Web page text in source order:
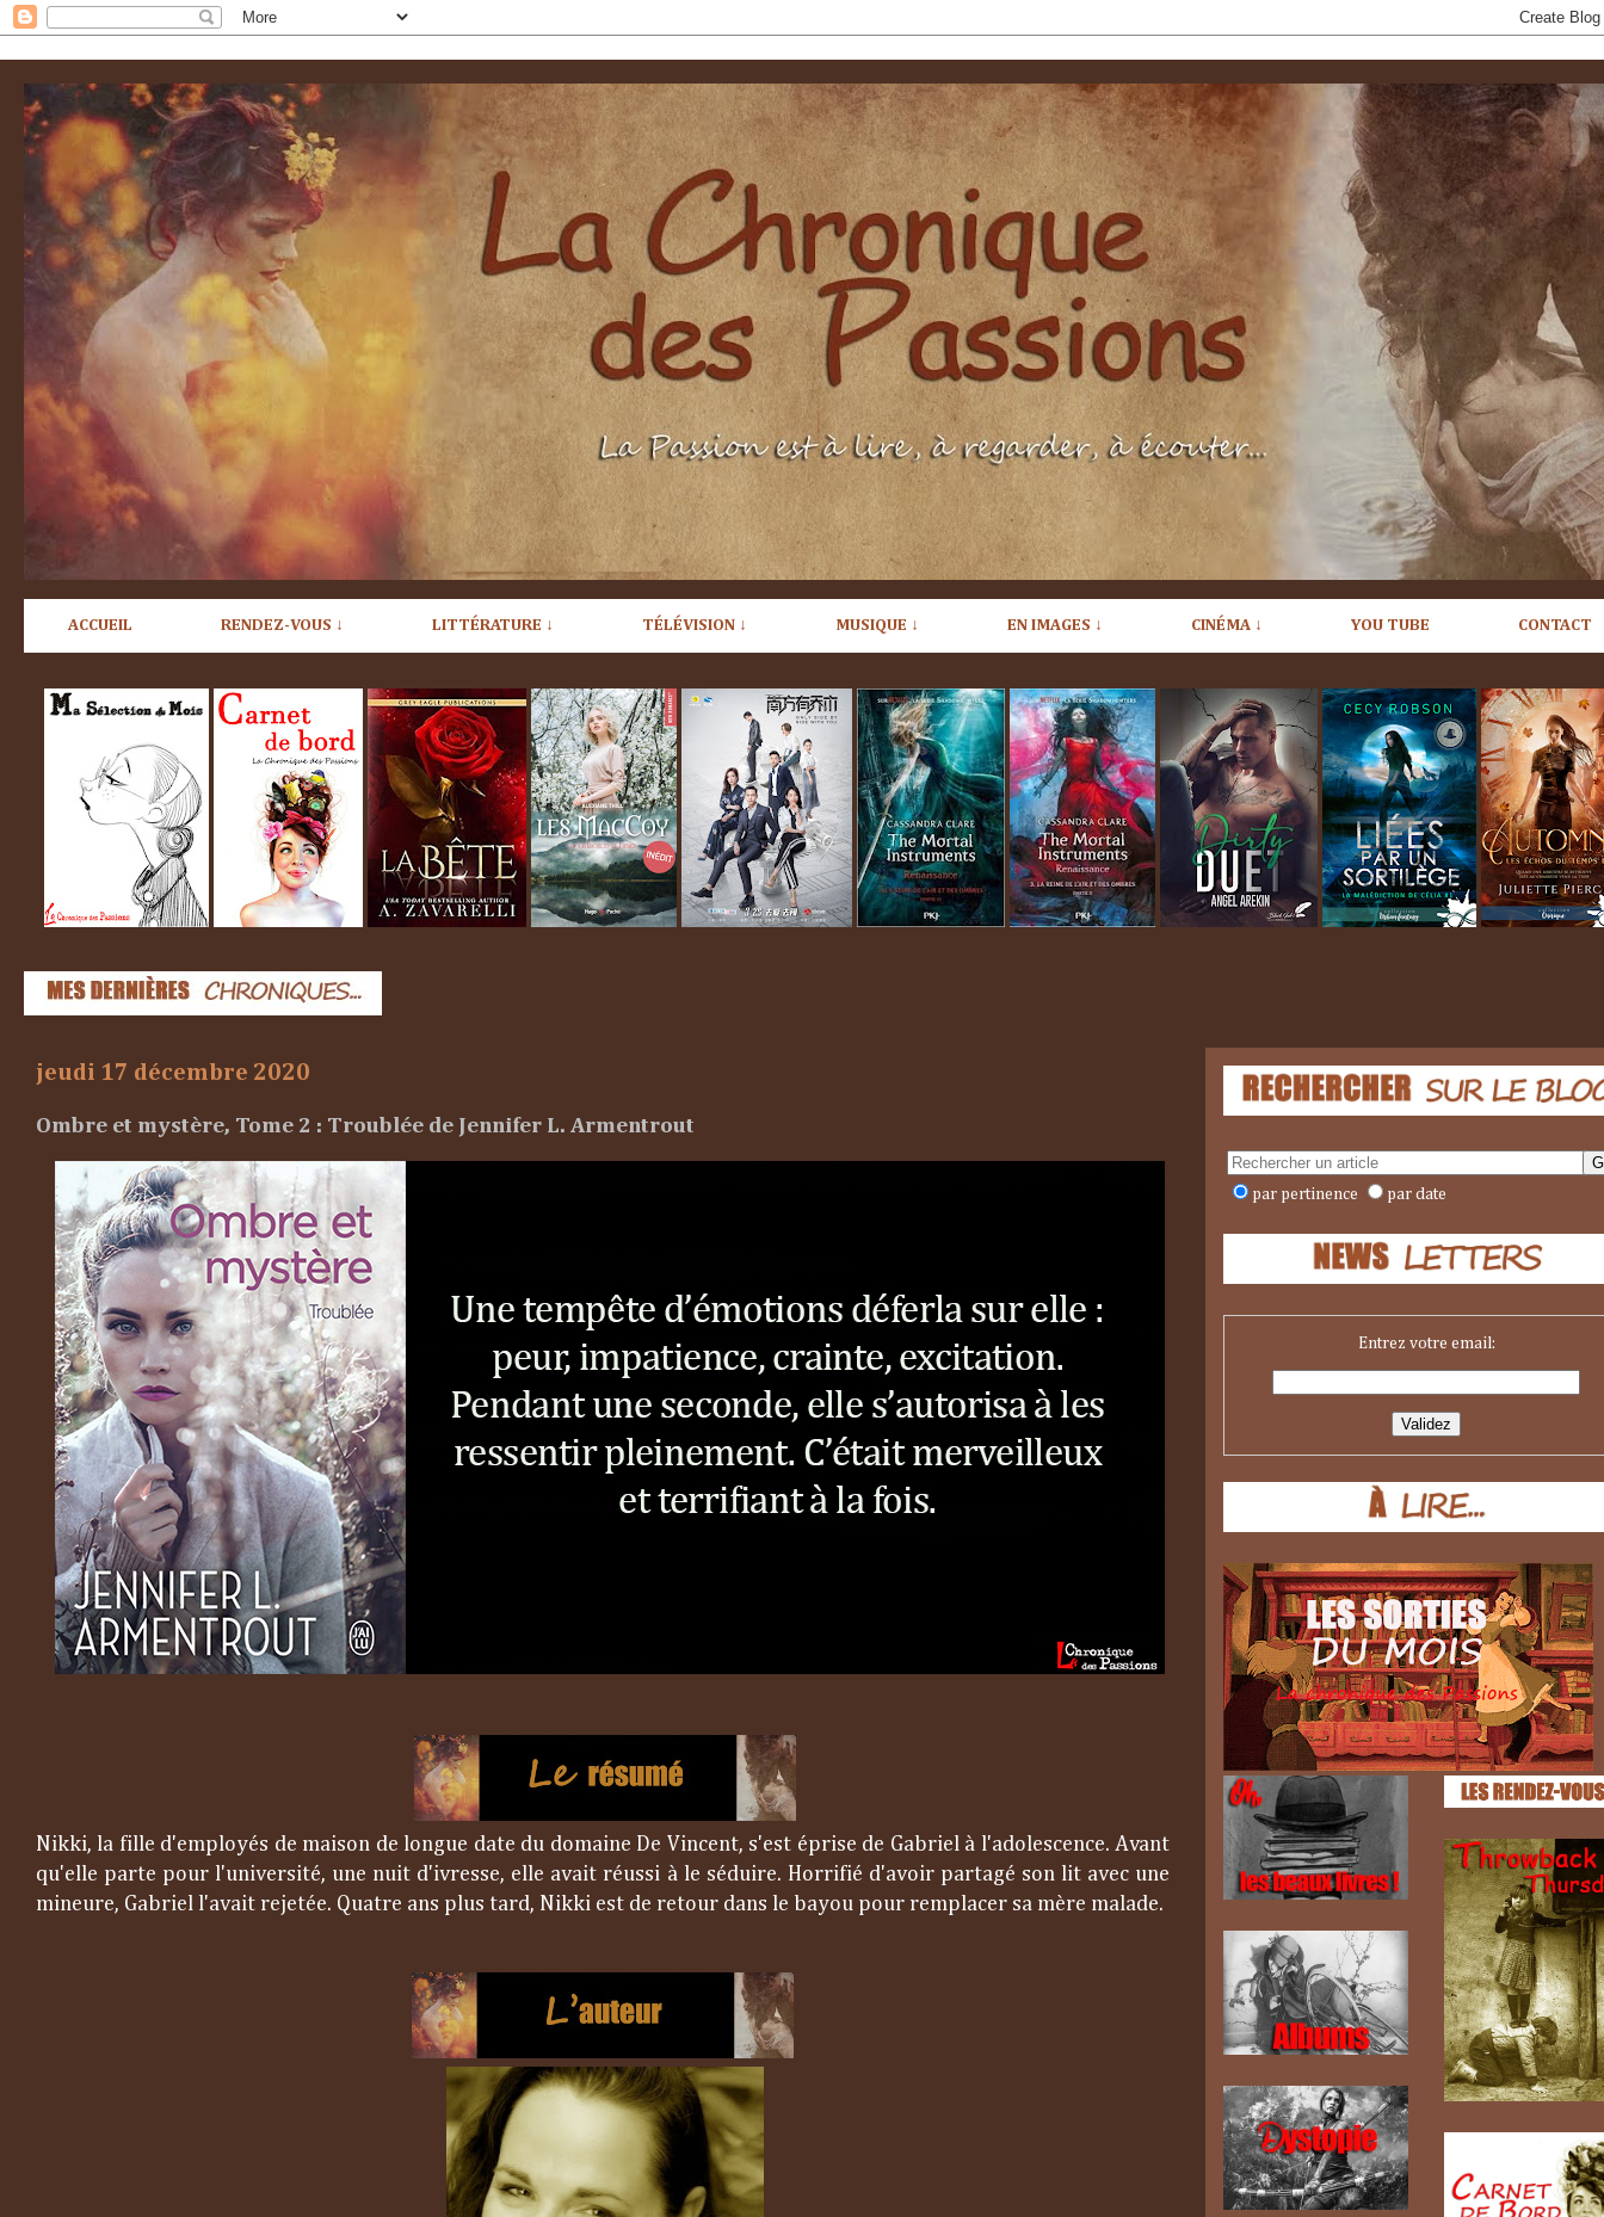
ACCUEIL RENDEZ-VOUS ↓ LITTÉRATURE ↓ TÉLÉVISION ↓ MUSIQUE ↓ EN IMAGES ↓ CINÉMA ↓ YOU TUBE CONTACT
jeudi 17 décembre 2020
Ombre et mystère, Tome 2 : Troublée de Jennifer L. Armentrout
Nikki, la fille d'employés de maison de longue date du domaine De Vincent, s'est éprise de Gabriel à l'adolescence. Avant
qu'elle parte pour l'université, une nuit d'ivresse, elle avait réussi à le séduire. Horrifié d'avoir partagé son lit avec une
mineure, Gabriel l'avait rejetée. Quatre ans plus tard, Nikki est de retour dans le bayou pour remplacer sa mère malade.
par pertinence par date
Entrez votre email: